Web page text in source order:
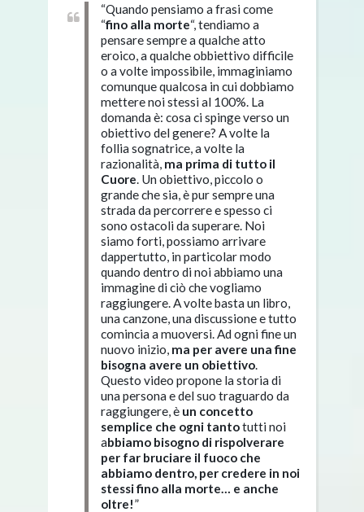
“Quando pensiamo a frasi come
“fino alla morte“, tendiamo a
pensare sempre a qualche atto
eroico, a qualche obbiettivo difficile
o a volte impossibile, immaginiamo
comunque qualcosa in cui dobbiamo
mettere noi stessi al 100%. La
domanda è: cosa ci spinge verso un
obiettivo del genere? A volte la
follia sognatrice, a volte la
razionalità, ma prima di tutto il
Cuore. Un obiettivo, piccolo o
grande che sia, è pur sempre una
strada da percorrere e spesso ci
sono ostacoli da superare. Noi
siamo forti, possiamo arrivare
dappertutto, in particolar modo
quando dentro di noi abbiamo una
immagine di ciò che vogliamo
raggiungere. A volte basta un libro,
una canzone, una discussione e tutto
comincia a muoversi. Ad ogni fine un
nuovo inizio, ma per avere una fine
bisogna avere un obiettivo.
Questo video propone la storia di
una persona e del suo traguardo da
raggiungere, è un concetto
semplice che ogni tantotutti noi
abbiamo bisogno di rispolverare
per far bruciare il fuoco che
abbiamo dentro, per credere in noi
stessi fino alla morte… e anche
oltre!”